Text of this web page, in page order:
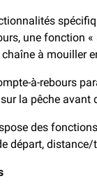
une fonction
à mouiller
à-rebours
la pêche avant
des
départ,